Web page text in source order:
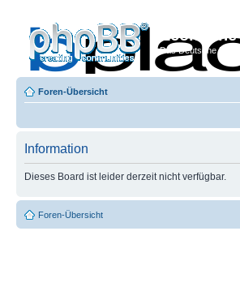
Das Deutsche Ford
Foren-Übersicht
Information
Dieses Board ist leider derzeit nicht verfügbar.
Foren-Übersicht